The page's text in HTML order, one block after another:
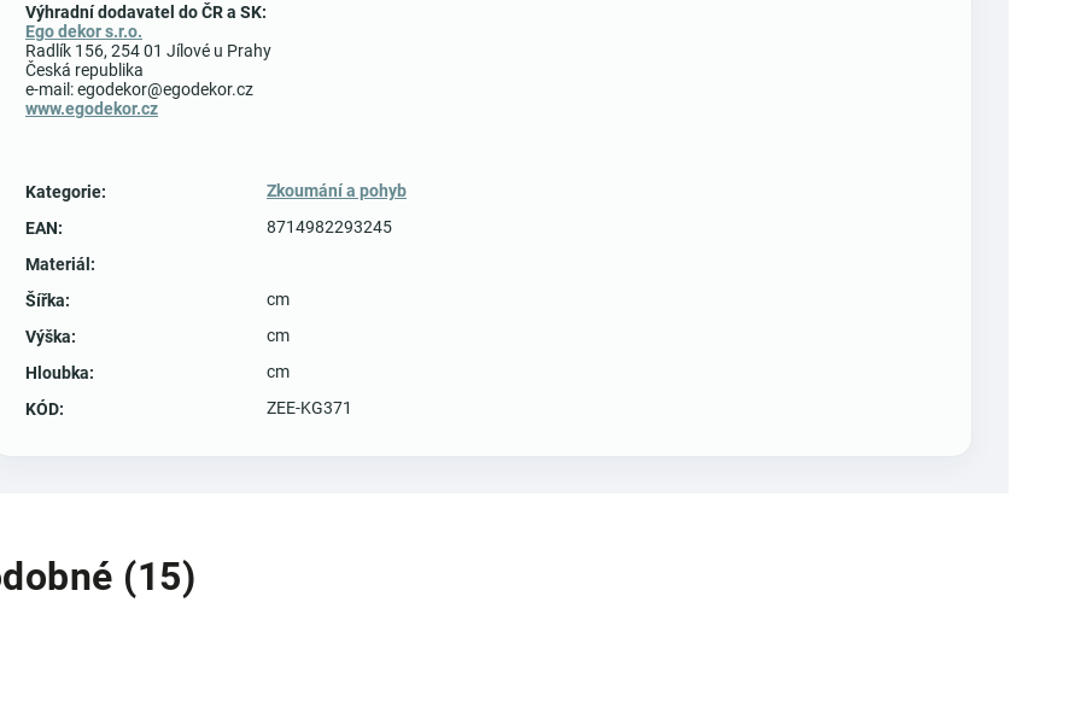
Výhradní dodavatel do ČR a SK:
Ego dekor s.r.o.
Radlík 156, 254 01 Jílové u Prahy
Česká republika
e-mail: egodekor@egodekor.cz
www.egodekor.cz
Kategorie:
Zkoumání a pohyb
EAN:
8714982293245
Materiál :
Šířka:
cm
Výška:
cm
Hloubka:
cm
KÓD: ZEE-KG371
(15)